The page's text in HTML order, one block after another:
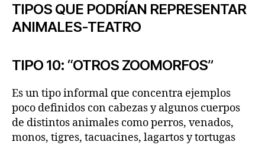
TIPOS QUE PODRÍAN REPRESENTAR
ANIMALES-TEATRO
TIPO 10: “OTROS ZOOMORFOS”
Es un tipo informal que concentra ejemplos
poco definidos con cabezas y algunos cuerpos
de distintos animales como perros, venados,
monos, tigres, tacuacines, lagartos y tortugas